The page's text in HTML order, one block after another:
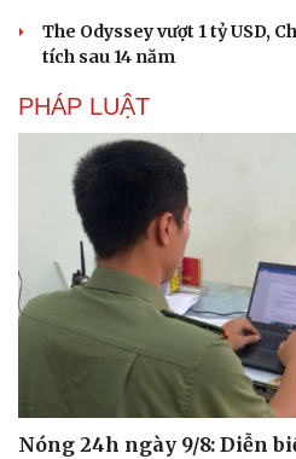
Doanh nghiệp
Doanh nghiệp 24h
Doanh nhân
Vì cộng đồng
The Odyssey vượt 1 tỷ USD,
tích sau 14 năm
PHÁP LUẬT
Nóng 24h ngày 9/8: Diễn